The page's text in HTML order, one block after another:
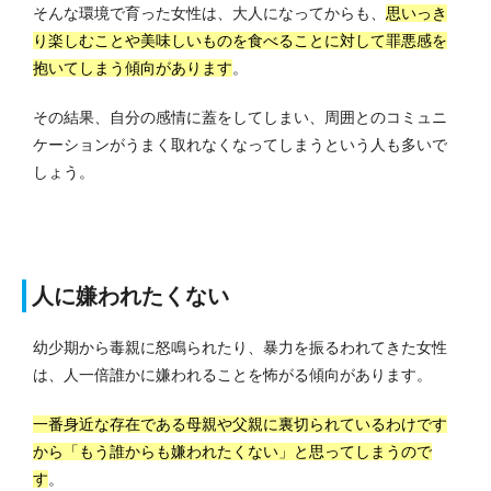
そんな環境で育った女性は、大人になってからも、 思いっき
り楽しむことや美味しいものを食べることに対して罪悪感を
抱いてしまう傾向があります。
その結果、自分の感情に蓋をしてしまい、周囲とのコミュニ
ケーションがうまく取れなくなってしまうという人も多いで
しょう。
人に嫌われたくない
幼少期から毒親に怒鳴られたり、暴力を振るわれてきた女性
は、人一倍誰かに嫌われることを怖がる傾向があります。
一番身近な存在である母親や父親に裏切られているわけです
から「もう誰からも嫌われたくない」と思ってしまうので
す。